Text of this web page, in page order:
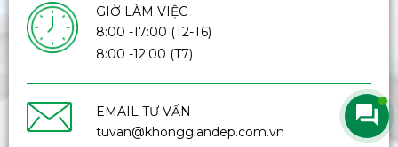
GIỜ LÀM VIỆC
8:00 -17:00 (T2-T6)
8:00 -12:00 (T7)
EMAIL TƯ VẤN
tuvan@khonggiandep.com.vn